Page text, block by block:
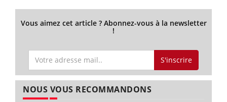
Vous aimez cet article ? Abonnez-vous à la newsletter
!
S'inscrire
NOUS VOUS RECOMMANDONS